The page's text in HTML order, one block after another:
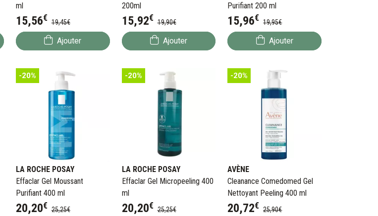
ml
15,56€ 19,45€
Ajouter
200ml
15,92€ 19,90€
Ajouter
Purifiant 200 ml
15,96€ 19,95€
Ajouter
-20%
LA ROCHE POSAY
Effaclar Gel Moussant
Purifiant 400 ml
20,20€ 25,25€
-20%
LA ROCHE POSAY
Effaclar Gel Micropeeling 400
ml
20,20€ 25,25€
-20%
AVÈNE
Cleanance Comedomed Gel
Nettoyant Peeling 400 ml
20,72€ 25,90€